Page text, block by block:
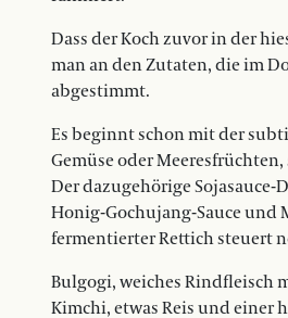
Dass der Koch zuvor in der
man an den Zutaten, die im
abgestimmt.
Es beginnt schon mit der
Gemüse oder
Der dazugehörige
Honig-Gochujang-Sauce
fermentierter Rettich steuert
Bulgogi, weiches Rindfleisch
Kimchi, etwas Reis und einer